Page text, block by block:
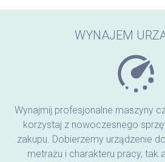
WYNAJEM
Wynajmij profesjonalne maszyny
korzystaj z nowoczesnego
zakupu. Dobierzemy urządzenie
metrażu i charakteru pracy, tak